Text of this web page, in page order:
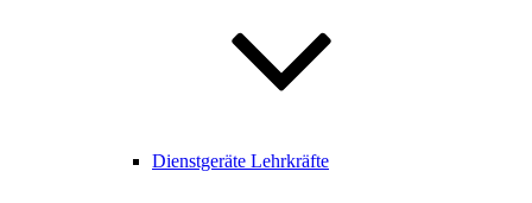
Dienstgeräte Lehrkräfte